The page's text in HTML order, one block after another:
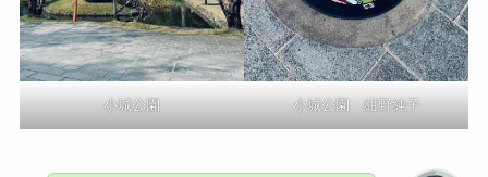
小城公園 小城公園 紺野純子